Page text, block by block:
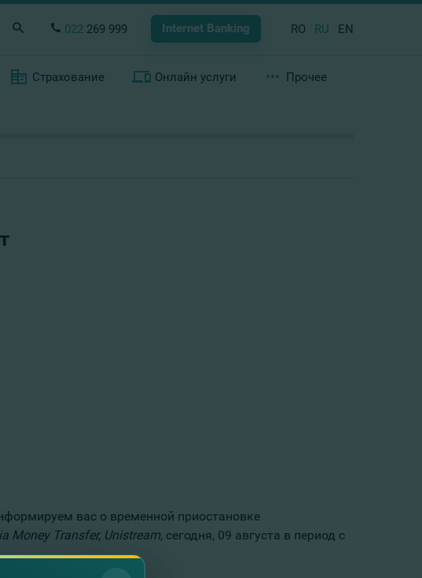
022 269 999 Internet Banking RO RU EN
Страхование Онлайн услуги Прочее
вас о временной приостановке
Money Transfer, Unistream, сегодня, 09 августа в период с